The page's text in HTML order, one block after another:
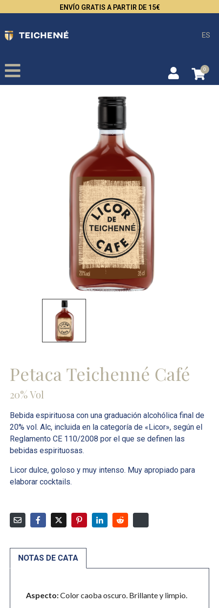
ENVÍO GRATIS A PARTIR DE 15€
ES
0
Petaca Teichenné Café
20% Vol
Bebida espirituosa con una graduación alcohólica final de
20% vol. Alc, incluida en la categoría de «Licor», según el
Reglamento CE 110/2008 por el que se definen las
bebidas espirituosas.
Licor dulce, goloso y muy intenso. Muy apropiado para
elaborar cocktails.
NOTAS DE CATA
Aspecto:Color caoba oscuro. Brillante y limpio.